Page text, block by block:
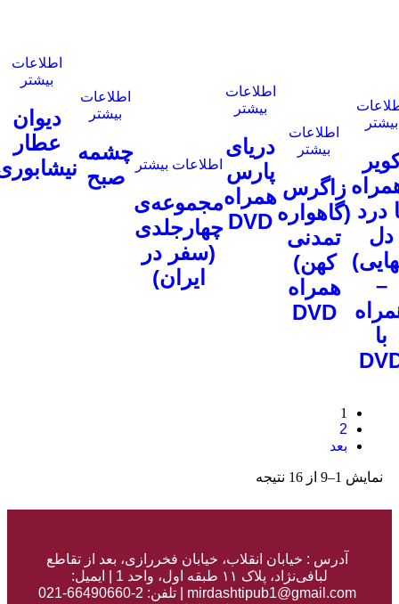
بیشتر
پارس
همراه
DVD
اطلاعات بیشتر
مجموعه‌ی
چهارجلدی
(سفر در
ایران)
اطلاعات
بیشتر
چشمه
صبح نیشابوری
اطلاعات
بیشتر
مثنوی
معنوی
بیشتر
مثنوی
معنوی
انقلاب، خیابان فخررازی، بعد از تقاطع
ایمیل:
mirdashtipub1@gmail.com | تلفن: 2-66490660-021